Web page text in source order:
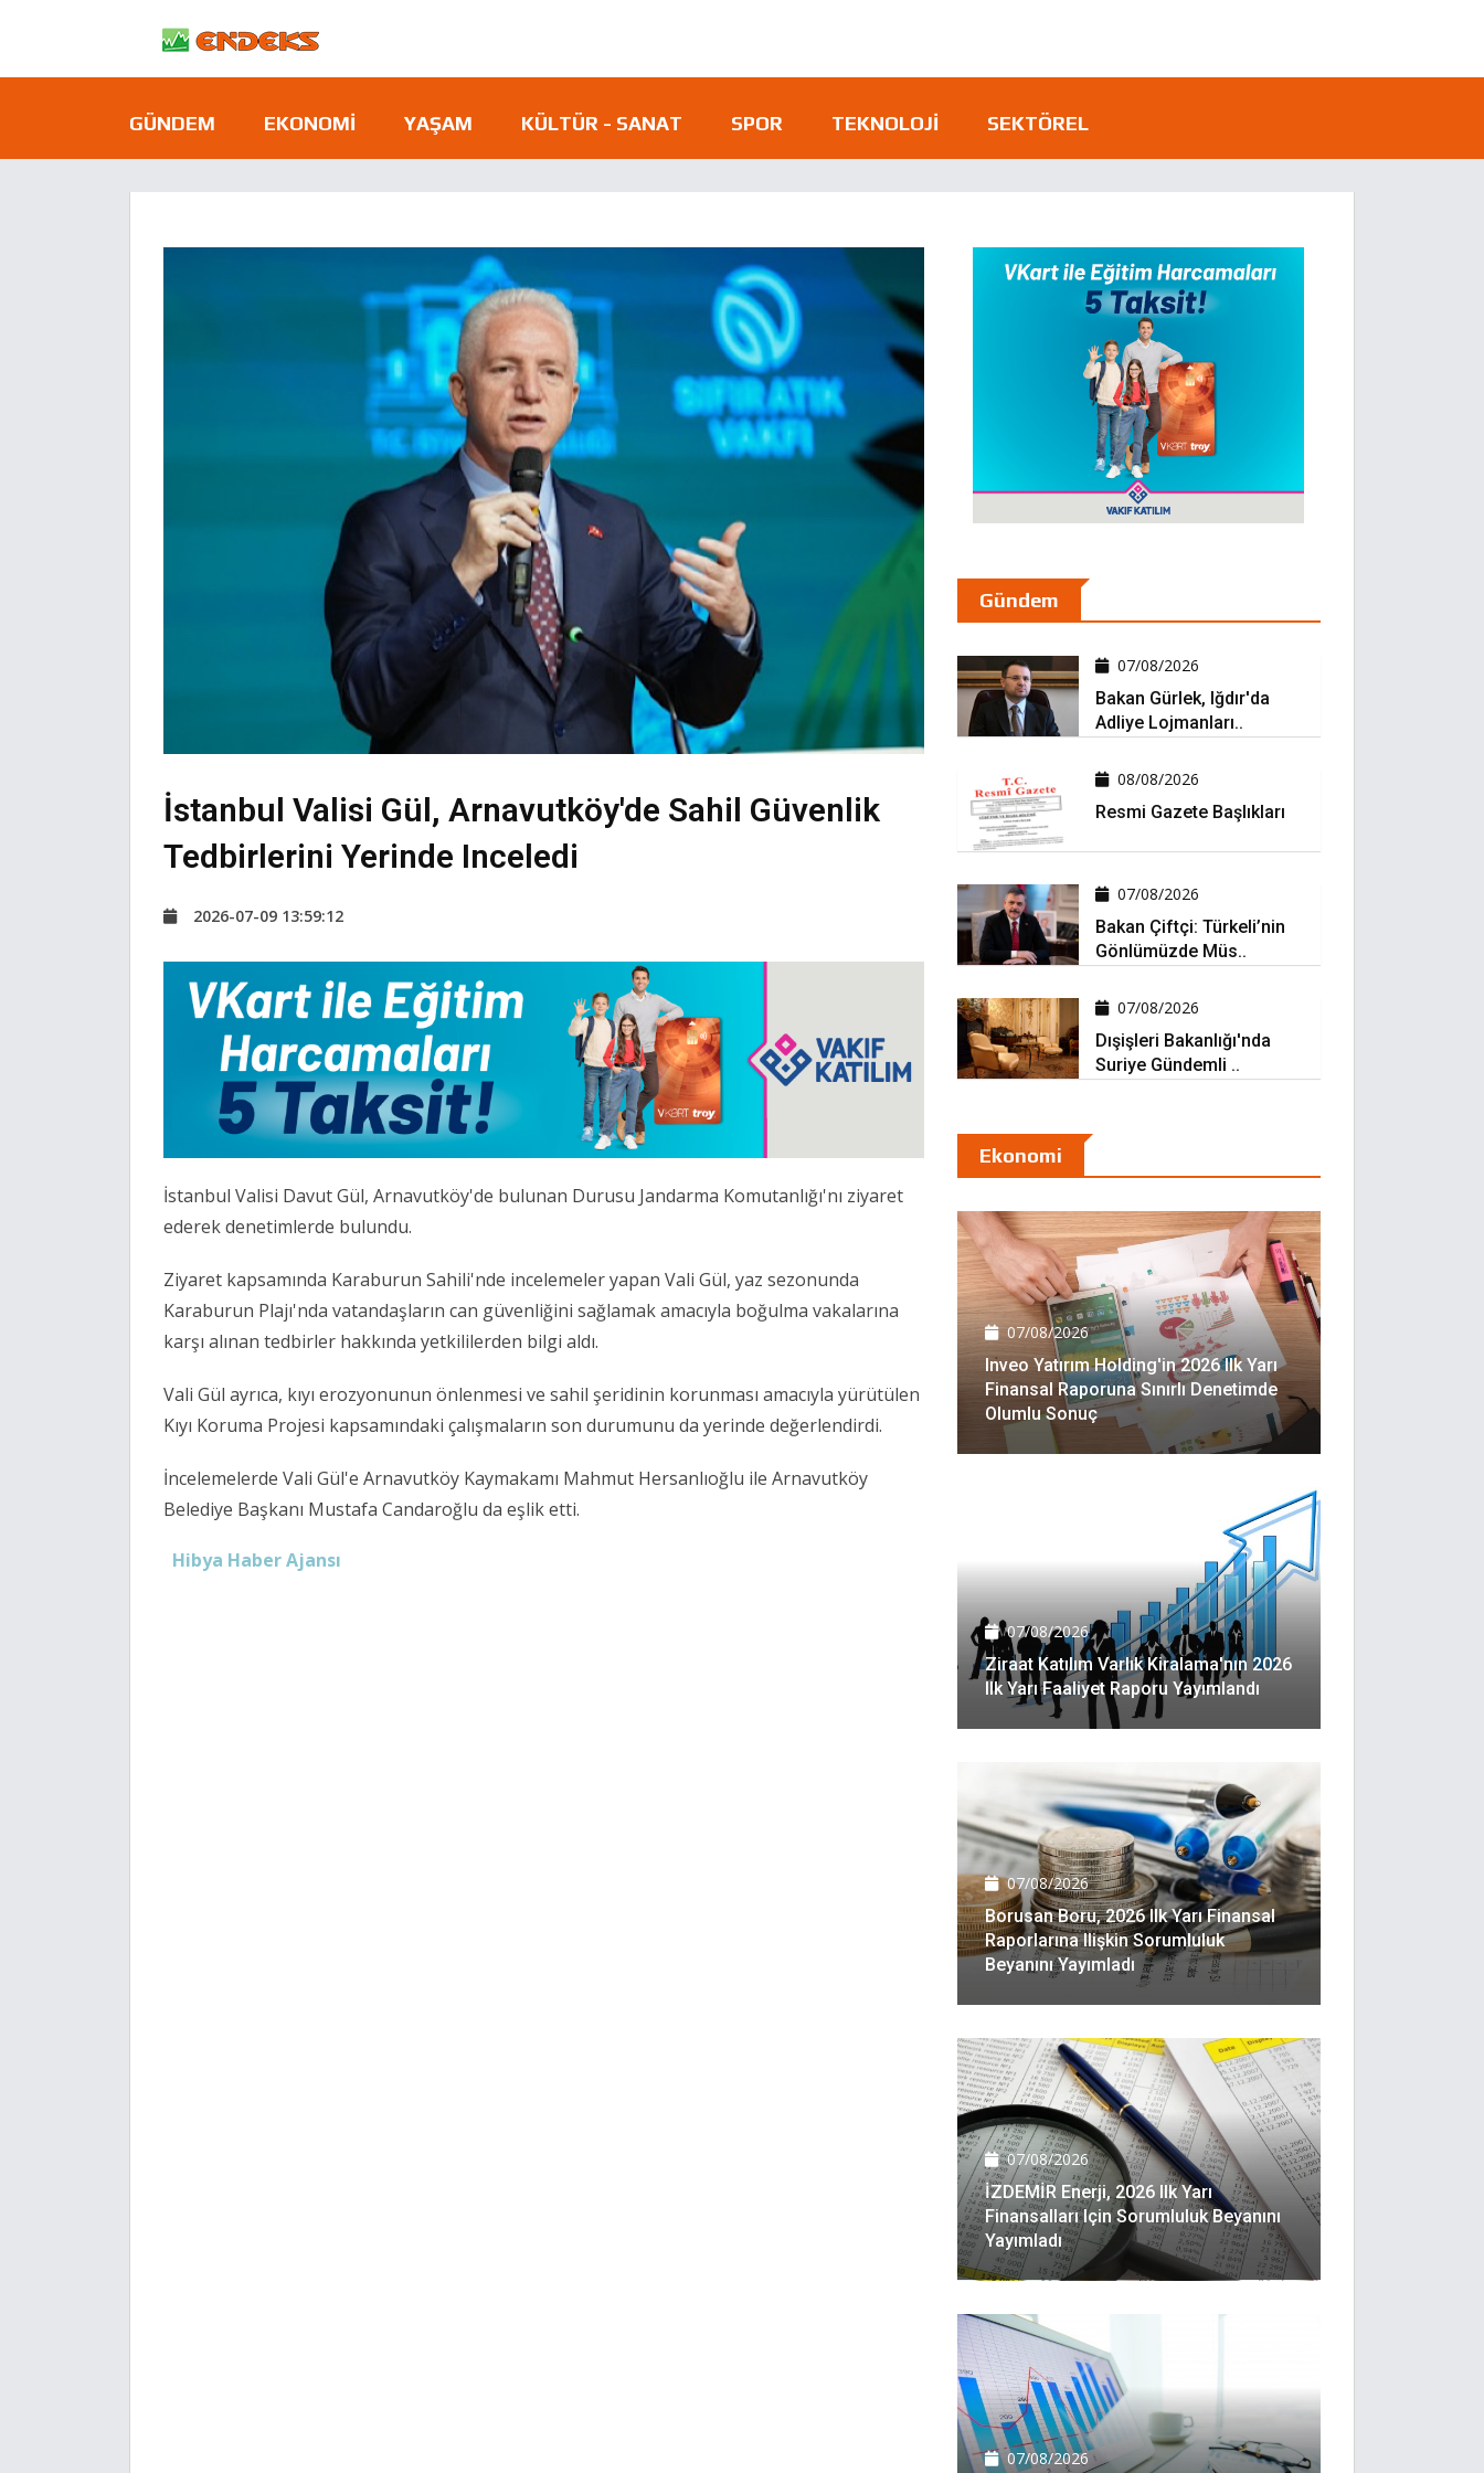
GÜNDEM EKONOMI YAŞAM KÜLTÜR - SANAT SPOR TEKNOLOJI SEKTÖREL
İstanbul Valisi Gül, Arnavutköy'de Sahil Güvenlik
Tedbirlerini Yerinde Inceledi
2026-07-09 13:59:12
İstanbul Valisi Davut Gül, Arnavutköy'de bulunan Durusu Jandarma Komutanlığı'nı ziyaret
ederek denetimlerde bulundu.
Ziyaret kapsamında Karaburun Sahili'nde incelemeler yapan Vali Gül, yaz sezonunda
Karaburun Plajı'nda vatandaşların can güvenliğini sağlamak amacıyla boğulma vakalarına
karşı alınan tedbirler hakkında yetkililerden bilgi aldı.
Vali Gül ayrıca, kıyı erozyonunun önlenmesi ve sahil şeridinin korunması amacıyla yürütülen
Kıyı Koruma Projesi kapsamındaki çalışmaların son durumunu da yerinde değerlendirdi.
İncelemelerde Vali Gül'e Arnavutköy Kaymakamı Mahmut Hersanlıoğlu ile Arnavutköy
Belediye Başkanı Mustafa Candaroğlu da eşlik etti.
Hibya Haber Ajansı
Gündem
07/08/2026
Bakan Gürlek, Iğdır'da
Adliye Lojmanları..
08/08/2026
Resmi Gazete Başlıkları
07/08/2026
Bakan Çiftçi: Türkeli’nin
Gönlümüzde Müs..
07/08/2026
Dışişleri Bakanlığı'nda
Suriye Gündemli ..
Ekonomi
07/08/2026
Inveo Yatırım Holding'in 2026 Ilk Yarı
Finansal Raporuna Sınırlı Denetimde
Olumlu Sonuç
07/08/2026
Ziraat Katılım Varlık Kiralama'nın 2026
Ilk Yarı Faaliyet Raporu Yayımlandı
07/08/2026
Borusan Boru, 2026 Ilk Yarı Finansal
Raporlarına Ilişkin Sorumluluk
Beyanını Yayımladı
07/08/2026
İZDEMİR Enerji, 2026 Ilk Yarı
Finansalları Için Sorumluluk Beyanını
Yayımladı
07/08/2026